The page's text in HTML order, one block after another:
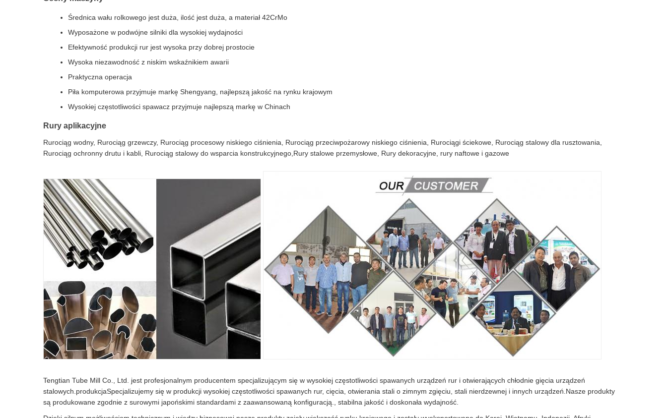
Średnica wału rolkowego jest duża, ilość jest duża, a materiał 42CrMo
Wyposażone w podwójne silniki dla wysokiej wydajności
Efektywność produkcji rur jest wysoka przy dobrej prostocie
Wysoka niezawodność z niskim wskaźnikiem awarii
Praktyczna operacja
Piła komputerowa przyjmuje markę Shengyang, najlepszą jakość na rynku krajowym
Wysokiej częstotliwości spawacz przyjmuje najlepszą markę w Chinach
Rury aplikacyjne
Rurociąg wodny, Rurociąg grzewczy, Rurociąg procesowy niskiego ciśnienia, Rurociąg przeciwpożarowy niskiego ciśnienia, Rurociągi ściekowe, Rurociąg stalowy dla rusztowania,
Rurociąg ochronny drutu i kabli, Rurociąg stalowy do wsparcia konstrukcyjnego,Rury stalowe przemysłowe, Rury dekoracyjne, rury naftowe i gazowe
Tengtian Tube Mill Co., Ltd. jest profesjonalnym producentem specjalizującym się w wysokiej częstotliwości spawanych urządzeń rur i otwierających chłodnie gięcia urządzeń
stalowych.produkcjaSpecjalizujemy się w produkcji wysokiej częstotliwości spawanych rur, cięcia, otwierania stali o zimnym zgięciu, stali nierdzewnej i innych urządzeń.Nasze produkty
są produkowane zgodnie z surowymi japońskimi standardami z zaawansowaną konfiguracją., stabilna jakość i doskonała wydajność.